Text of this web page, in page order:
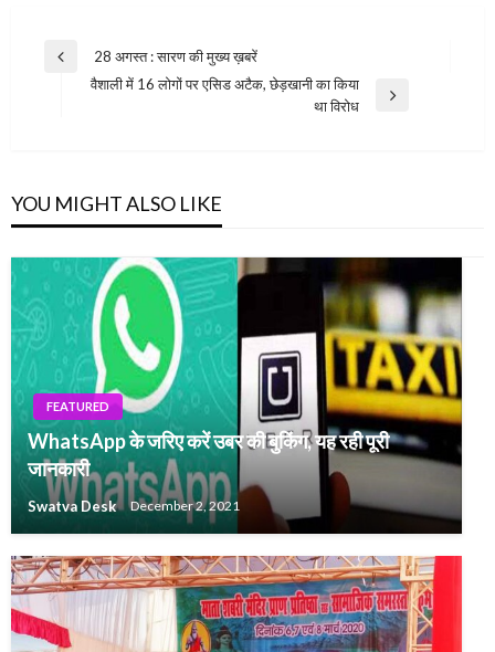
Post
navigation
Previous
28 अगस्त : सारण की मुख्य ख़बरें
वैशाली में 16 लोगों पर एसिड अटैक, छेड़खानी का किया
था विरोध
YOU MIGHT ALSO LIKE
FEATURED
WhatsApp के जरिए करें उबर की बुकिंग, यह रही पूरी
जानकारी
Swatva Desk December 2, 2021